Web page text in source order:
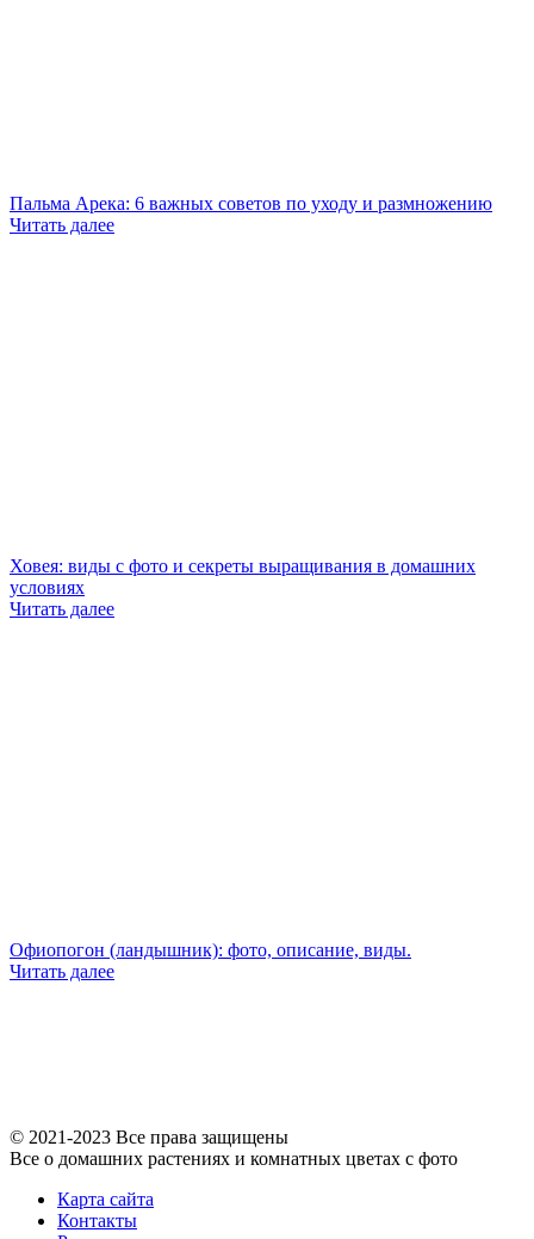
Пальма Арека: 6 важных советов по уходу и размножению
Читать далее
Ховея: виды с фото и секреты выращивания в домашних
условиях
Читать далее
Офиопогон (ландышник): фото, описание, виды.
Читать далее
© 2021-2023 Все права защищены
Все о домашних растениях и комнатных цветах с фото
Карта сайта
Контакты